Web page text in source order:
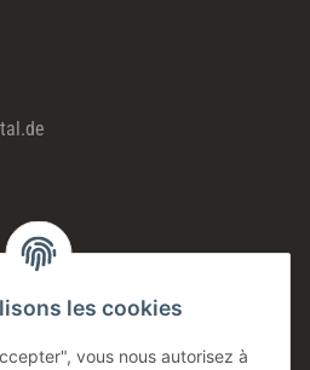
les cookies
vous nous autorisez à